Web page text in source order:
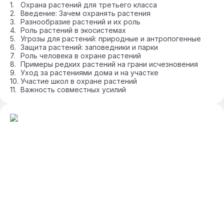
Охрана растений для третьего класса
Введение: Зачем охранять растения
Разнообразие растений и их роль
Роль растений в экосистемах
Угрозы для растений: природные и антропогенные
Защита растений: заповедники и парки
Роль человека в охране растений
Примеры редких растений на грани исчезновения
Уход за растениями дома и на участке
Участие школ в охране растений
Важность совместных усилий